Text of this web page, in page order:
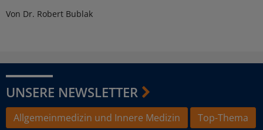
Von Dr. Robert Bublak
UNSERE NEWSLETTER
Allgemeinmedizin und Innere Medizin
Top-Thema